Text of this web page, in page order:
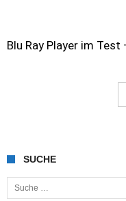
Blu Ray Player im
SUCHE
Suche nach: